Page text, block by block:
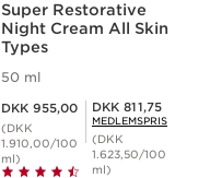
Super Restorative
Night Cream All Skin
Types
50 ml
DKK 955,00
(DKK
1.910,00/100
ml)
Medlemspris DKK 811,75
DKK 811,75
MEDLEMSPRIS
(DKK
1.623,50/100
ml)